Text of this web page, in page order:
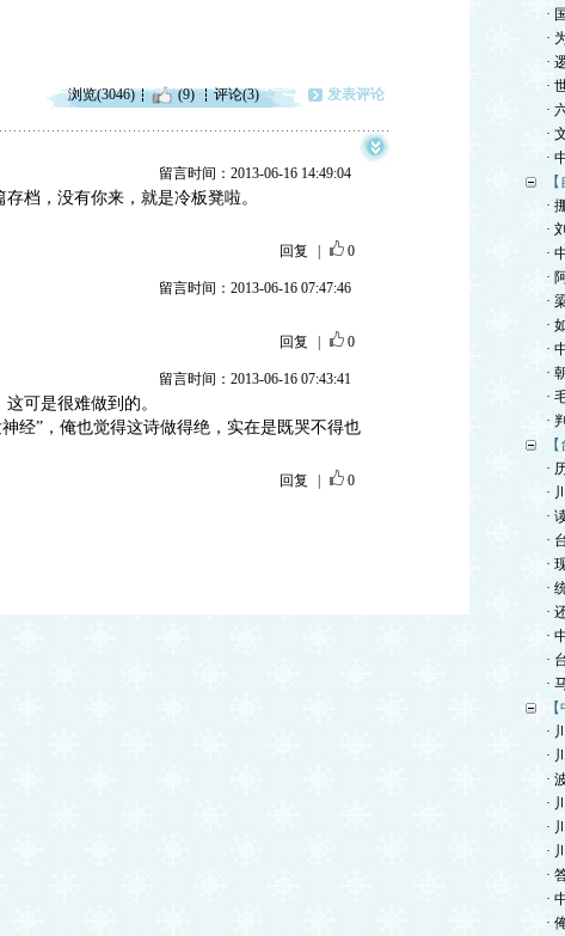
浏览(3046) (9) 评论(3) 发表评论
留言时间：2013-06-16 14:49:04
档，没有你来，就是冷板凳啦。
回复 0
留言时间：2013-06-16 07:47:46
回复 0
留言时间：2013-06-16 07:43:41
可是很难做到的。
经”，俺也觉得这诗做得绝，实在是既哭不得也
回复 0
·
·
·
·
·
·
·
·
·
·
·
·
·
·
·
·
·
·
·
·
·
·
·
·
·
·
·
·
·
·
·
·
·
·
·
·